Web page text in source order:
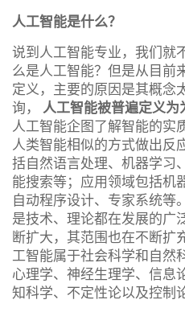
人工智能是什么？
说到人工智能专业，我们
么是人工智能？但是从目前
定义，主要的原因是其概念
询， 人工智能被普遍定义
人工智能企图了解智能的实
人类智能相似的方式做出反
括自然语言处理、机器学习
能搜索等；应用领域包括机
自动程序设计、专家系统等
是技术、理论都在发展的广
断扩大，其范围也在不断扩
工智能属于社会科学和自然
心理学、神经生理学、信息
知科学、不定性论以及控制论